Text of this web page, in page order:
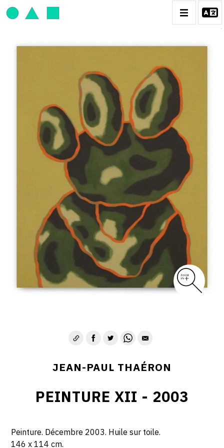
JEAN-PAUL THAÉRON
BIOGRAPHIE
CATALOGUE DES OEUVRES
OBJET / SIGNE
PEINTURE
SCULPTURE
CONTACT
JEAN-PAUL THAÉRON
PEINTURE XII - 2003
Peinture. Décembre 2003. Huile sur toile.
146 x 114 cm.